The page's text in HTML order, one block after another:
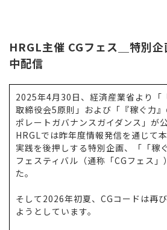
HRGL主催 CGフェス＿特別
中配信
2025年4月30日、経済産業省より「
取締役会5原則」および「『稼ぐ力
ポレートガバナンスガイダンス」が
HRGLでは昨年度情報発信を通じて
実践を後押しする特別企画、「「稼
フェスティバル（通称「CGフェス
た。
そして2026年初夏、CGコードは再
ようとしています。